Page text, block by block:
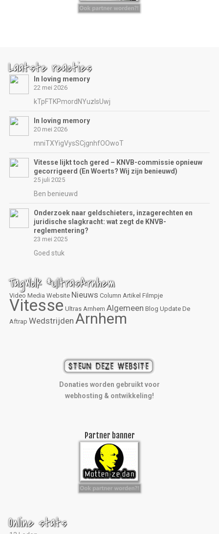
Laatste reacties
In loving memory
22 mei 2026
kTpFTKPmordNYuzIsUwj
In loving memory
20 mei 2026
mniTXYigVysSCjgnhfOOwoT
Vitesse lijkt toch gered – KNVB-commissie opnieuw
gecorrigeerd (En Woerts? Wij zijn benieuwd)
25 juli 2025
Ben benieuwd
Onderzoek naar geldschieters, inzagerechten en
juridische slagkracht: wat zegt de KNVB-
reglementering?
23 mei 2025
Goed stuk
TagWolk #UltrasArnhem
Video Media Website Nieuws Column Artikel Filmpje
Vitesse Ultras Arnhem Algemeen Blog Update De
Aftrap Wedstrijden Arnhem
Donaties worden gebruikt voor
webhosting & ontwikkeling!
Partner banner
Online stats